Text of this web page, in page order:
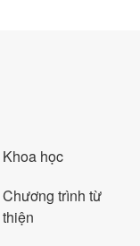
Khoa học
Chương trình từ
thiện